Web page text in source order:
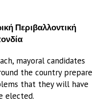
Περιβαλλοντική
mayoral candidates
the country prepare
that they will have
elected.